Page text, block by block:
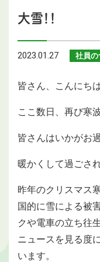
大雪！！
2023.01.27 社員の
皆さん、こんにちは
ここ数日、再び寒
皆さんはいかがお
暖かくして過ごさ
昨年のクリスマス
国的に雪による被
クや電車の立ち往
ニュースを見る度
います。